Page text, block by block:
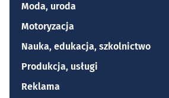
Moda, uroda
Motoryzacja
Nauka, edukacja, szkolnictwo
Produkcja, usługi
Reklama